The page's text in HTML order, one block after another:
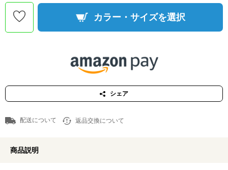
カラー・サイズを選択
シェア
配送について 返品交換について
商品説明